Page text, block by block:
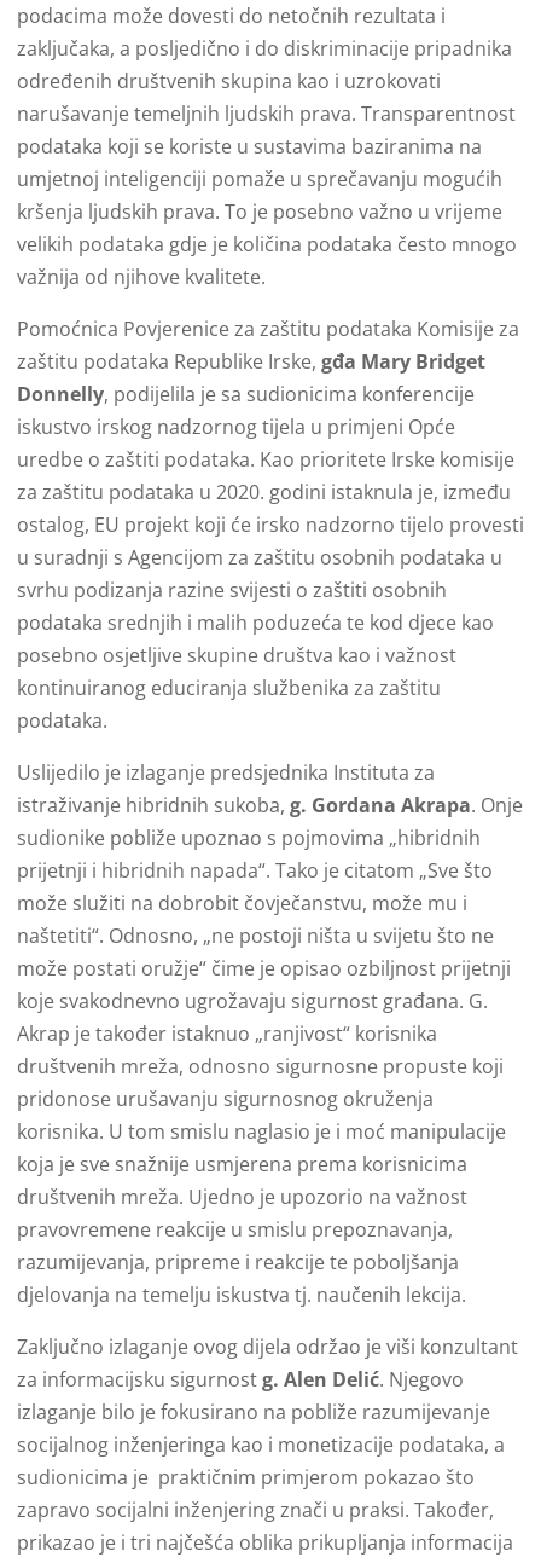
podacima može dovesti do netočnih rezultata i
zaključaka, a posljedično i do diskriminacije pripadnika
određenih društvenih skupina kao i uzrokovati
narušavanje temeljnih ljudskih prava. Transparentnost
podataka koji se koriste u sustavima baziranima na
umjetnoj inteligenciji pomaže u sprečavanju mogućih
kršenja ljudskih prava. To je posebno važno u vrijeme
velikih podataka gdje je količina podataka često mnogo
važnija od njihove kvalitete.
Pomoćnica Povjerenice za zaštitu podataka Komisije za
zaštitu podataka Republike Irske, gđa Mary Bridget
Donnelly, podijelila je sa sudionicima konferencije
iskustvo irskog nadzornog tijela u primjeni Opće
uredbe o zaštiti podataka. Kao prioritete Irske komisije
za zaštitu podataka u 2020. godini istaknula je, između
ostalog, EU projekt koji će irsko nadzorno tijelo provesti
u suradnji s Agencijom za zaštitu osobnih podataka u
svrhu podizanja razine svijesti o zaštiti osobnih
podataka srednjih i malih poduzeća te kod djece kao
posebno osjetljive skupine društva kao i važnost
kontinuiranog educiranja službenika za zaštitu
podataka.
Uslijedilo je izlaganje predsjednika Instituta za
istraživanje hibridnih sukoba, g. Gordana Akrapa. Onje
sudionike pobliže upoznao s pojmovima „hibridnih
prijetnji i hibridnih napada“. Tako je citatom „Sve što
može služiti na dobrobit čovječanstvu, može mu i
naštetiti“. Odnosno, „ne postoji ništa u svijetu što ne
može postati oružje“ čime je opisao ozbiljnost prijetnji
koje svakodnevno ugrožavaju sigurnost građana. G.
Akrap je također istaknuo „ranjivost“ korisnika
društvenih mreža, odnosno sigurnosne propuste koji
pridonose urušavanju sigurnosnog okruženja
korisnika. U tom smislu naglasio je i moć manipulacije
koja je sve snažnije usmjerena prema korisnicima
društvenih mreža. Ujedno je upozorio na važnost
pravovremene reakcije u smislu prepoznavanja,
razumijevanja, pripreme i reakcije te poboljšanja
djelovanja na temelju iskustva tj. naučenih lekcija.
Zaključno izlaganje ovog dijela održao je viši konzultant
za informacijsku sigurnostg. Alen Delić. Njegovo
izlaganje bilo je fokusirano na pobliže razumijevanje
socijalnog inženjeringa kao i monetizacije podataka, a
sudionicima je praktičnim primjerom pokazao što
zapravo socijalni inženjering znači u praksi. Također,
prikazao je i tri najčešća oblika prikupljanja informacija